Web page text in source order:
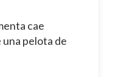
cae
una pelota de